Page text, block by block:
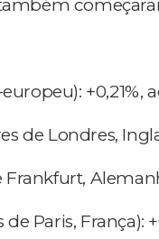
+0,21%,
de Londres,
de Paris, França):